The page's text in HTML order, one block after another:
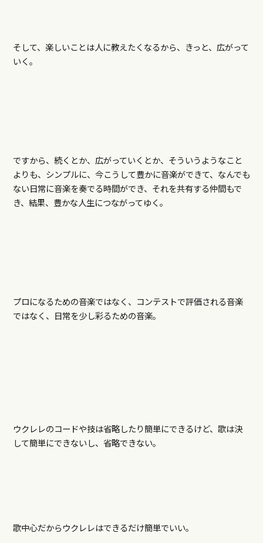
そして、楽しいことは人に教えたくなるから、きっと、広がって
いく。
ですから、続くとか、広がっていくとか、そういうようなこと
よりも、シンプルに、今こうして豊かに音楽ができて、なんでも
ない日常に音楽を奏でる時間ができ、それを共有する仲間もで
き、結果、豊かな人生につながってゆく。
プロになるための音楽ではなく、コンテストで評価される音楽
ではなく、日常を少し彩るための音楽。
ウクレレのコードや技は省略したり簡単にできるけど、歌は決
して簡単にできないし、省略できない。
歌中心だからウクレレはできるだけ簡単でいい。